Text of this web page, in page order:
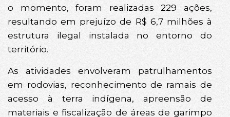
o momento, foram realizadas 229 ações,
resultando em prejuízo de R$ 6,7 milhões à
estrutura ilegal instalada no entorno do
território.
As atividades envolveram patrulhamentos
em rodovias, reconhecimento de ramais de
acesso à terra indígena, apreensão de
materiais e fiscalização de áreas de garimpo